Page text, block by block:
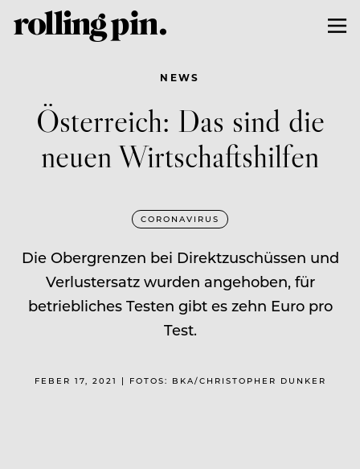
NEWS
Österreich: Das sind die
neuen Wirtschaftshilfen
CORONAVIRUS
Die Obergrenzen bei Direktzuschüssen und
Verlustersatz wurden angehoben, für
betriebliches Testen gibt es zehn Euro pro
Test.
FEBER 17, 2021 | FOTOS: BKA/CHRISTOPHER DUNKER